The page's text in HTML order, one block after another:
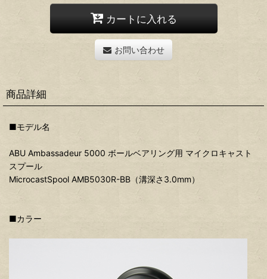
カートに入れる
お問い合わせ
商品詳細
■モデル名
ABU Ambassadeur 5000 ボールベアリング用 マイクロキャスト
スプール
MicrocastSpool AMB5030R-BB（溝深さ3.0mm）
■カラー